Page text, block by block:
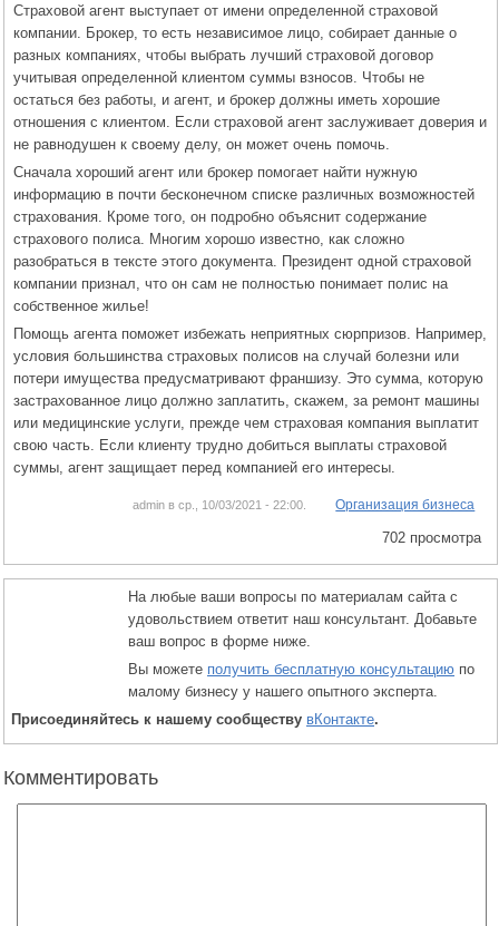
Страховой агент выступает от имени определенной страховой
компании. Брокер, то есть независимое лицо, собирает данные о
разных компаниях, чтобы выбрать лучший страховой договор
учитывая определенной клиентом суммы взносов. Чтобы не
остаться без работы, и агент, и брокер должны иметь хорошие
отношения с клиентом. Если страховой агент заслуживает доверия и
не равнодушен к своему делу, он может очень помочь.
Сначала хороший агент или брокер помогает найти нужную
информацию в почти бесконечном списке различных возможностей
страхования. Кроме того, он подробно объяснит содержание
страхового полиса. Многим хорошо известно, как сложно
разобраться в тексте этого документа. Президент одной страховой
компании признал, что он сам не полностью понимает полис на
собственное жилье!
Помощь агента поможет избежать неприятных сюрпризов. Например,
условия большинства страховых полисов на случай болезни или
потери имущества предусматривают франшизу. Это сумма, которую
застрахованное лицо должно заплатить, скажем, за ремонт машины
или медицинские услуги, прежде чем страховая компания выплатит
свою часть. Если клиенту трудно добиться выплаты страховой
суммы, агент защищает перед компанией его интересы.
admin в ср., 10/03/2021 - 22:00. Организация бизнеса
702 просмотра
На любые ваши вопросы по материалам сайта с
удовольствием ответит наш консультант. Добавьте
ваш вопрос в форме ниже.
Вы можете получить бесплатную консультацию по
малому бизнесу у нашего опытного эксперта.
Присоединяйтесь к нашему сообществу вКонтакте.
Комментировать